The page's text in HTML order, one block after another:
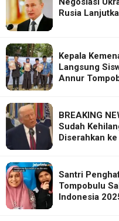
Rusia
Kepala
Langsung
Annur
BREAKING
Sudah
Diserahkan
Santri
Tompobulu
Indonesia